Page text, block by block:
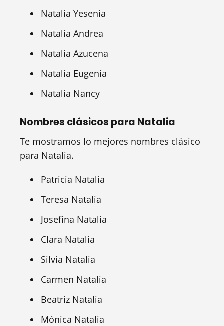
Natalia Yesenia
Natalia Andrea
Natalia Azucena
Natalia Eugenia
Natalia Nancy
Nombres clásicos para Natalia
Te mostramos lo mejores nombres clásico
para Natalia.
Patricia Natalia
Teresa Natalia
Josefina Natalia
Clara Natalia
Silvia Natalia
Carmen Natalia
Beatriz Natalia
Mónica Natalia